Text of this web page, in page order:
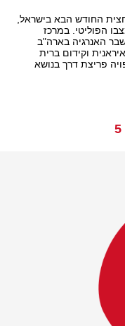
החודש הבא בישראל,
הפוליטי. במרכז
האנרגיה בארה"ב
וקידום ברית
פריצת דרך בנושא
5